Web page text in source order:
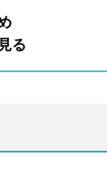
る